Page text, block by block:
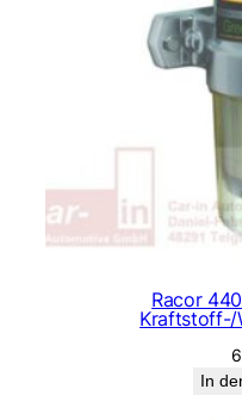
Racor
Kraftstoff-/
In